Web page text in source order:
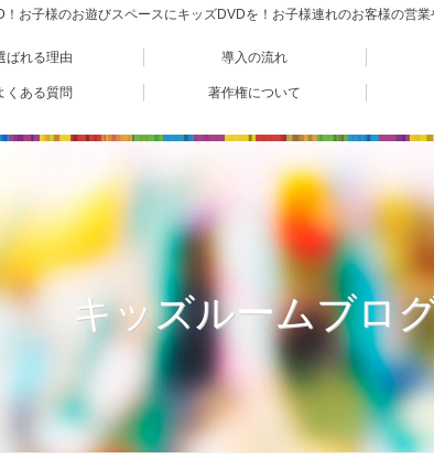
お子様のお遊びスペースにキッズDVDを！お子様連れのお客様の営業
ばれる理由 導入の流れ
くある質問 著作権について
キッズルームブロ